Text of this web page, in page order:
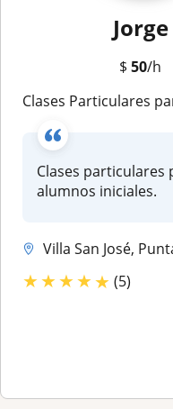
Jorge
$50/h
Clases Particulares para
Clases particulares
alumnos iniciales.
Villa San José, Punta Carretas, Montevideo,
★★★★★ (5)